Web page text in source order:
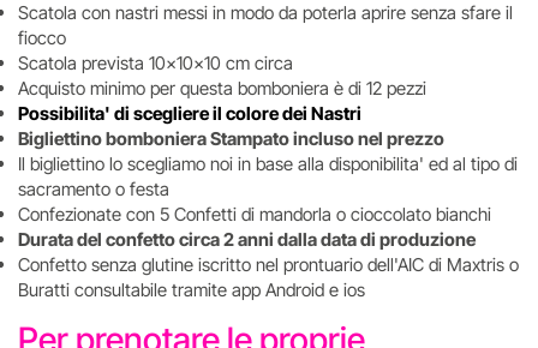
Scatola con nastri messi in modo da poterla aprire senza sfare il
fiocco
Scatola prevista 10x10x10 cm circa
Acquisto minimo per questa bomboniera è di 12 pezzi
Possibilita' di scegliere il colore dei Nastri
Bigliettino bomboniera Stampato incluso nel prezzo
Il bigliettino lo scegliamo noi in base alla disponibilita' ed al tipo di
sacramento o festa
Confezionate con 5 Confetti di mandorla o cioccolato bianchi
Durata del confetto circa 2 anni dalla data di produzione
Confetto senza glutine iscritto nel prontuario dell'AIC di Maxtris o
Buratti consultabile tramite app Android e ios
Per prenotare le proprie